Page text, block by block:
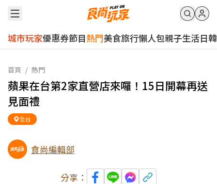
城市玩家優惠券節目熱門美食旅行懶人包親子生活日韓
首頁 / 熱門
蘋果在台第2家直營店來囉！15日開幕再送
見面禮
全台
食尚編輯部
分享：